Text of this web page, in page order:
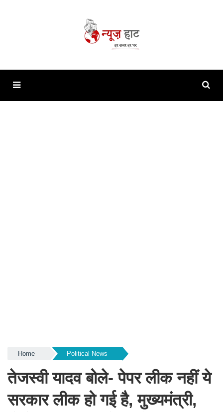
Home Political News
तेजस्वी यादव बोले- पेपर लीक नहीं ये
सरकार लीक हो गई है, मुख्यमंत्री,